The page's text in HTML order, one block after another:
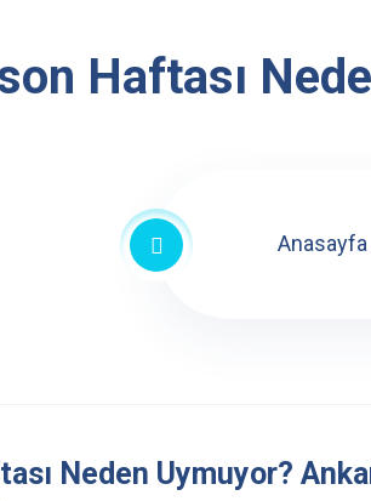
Haftası
Anasayfa
Neden Uymuyor?